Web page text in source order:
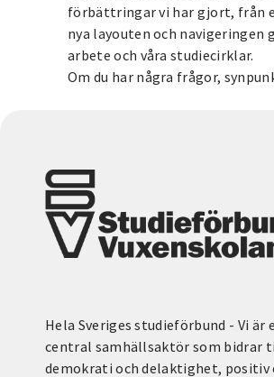
förbättringar vi har gjort, från
nya layouten och navigeringen
arbete och våra studiecirklar.
Om du har några frågor,
Hela Sveriges studieförbund - Vi är
central samhällsaktör som bidrar
demokrati och delaktighet, positiv